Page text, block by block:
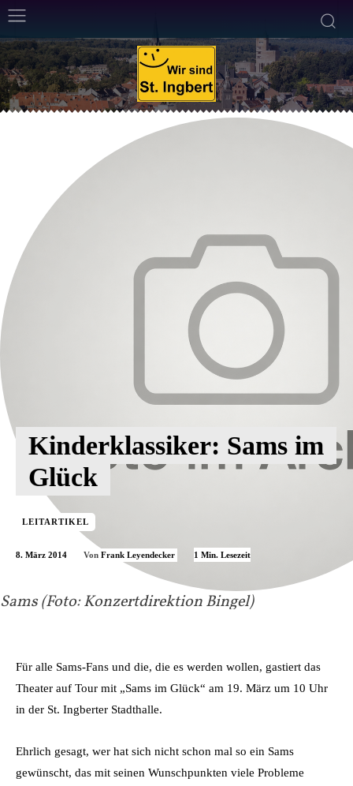
Sams (Foto: Konzertdirektion Bingel)
Kinderklassiker: Sams im
Glück
LEITARTIKEL
8. März 2014 Von Frank Leyendecker 1 Min. Lesezeit
Für alle Sams-Fans und die, die es werden wollen, gastiert das
Theater auf Tour mit „Sams im Glück“ am 19. März um 10 Uhr
in der St. Ingberter Stadthalle.
Ehrlich gesagt, wer hat sich nicht schon mal so ein Sams
gewünscht, das mit seinen Wunschpunkten viele Probleme